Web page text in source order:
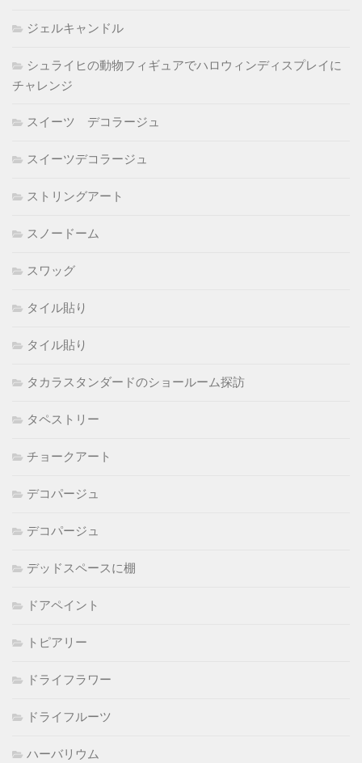
ジェルキャンドル
シュライヒの動物フィギュアでハロウィンディスプレイに
チャレンジ
スイーツ デコラージュ
スイーツデコラージュ
ストリングアート
スノードーム
スワッグ
タイル貼り
タイル貼り
タカラスタンダードのショールーム探訪
タペストリー
チョークアート
デコパージュ
デコパージュ
デッドスペースに棚
ドアペイント
トピアリー
ドライフラワー
ドライフルーツ
ハーバリウム